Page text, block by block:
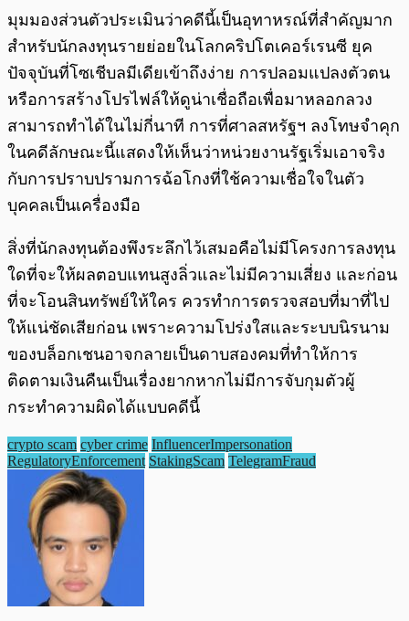
มุมมองส่วนตัวประเมินว่าคดีนี้เป็นอุทาหรณ์ที่สำคัญมาก
สำหรับนักลงทุนรายย่อยในโลกคริปโตเคอร์เรนซี ยุค
ปัจจุบันที่โซเชีบลมีเดียเข้าถึงง่าย การปลอมแปลงตัวตน
หรือการสร้างโปรไฟล์ให้ดูน่าเชื่อถือเพื่อมาหลอกลวง
สามารถทำได้ในไม่กี่นาที การที่ศาลสหรัฐฯ ลงโทษจำคุก
ในคดีลักษณะนี้แสดงให้เห็นว่าหน่วยงานรัฐเริ่มเอาจริง
กับการปราบปรามการฉ้อโกงที่ใช้ความเชื่อใจในตัว
บุคคลเป็นเครื่องมือ
สิ่งที่นักลงทุนต้องพึงระลึกไว้เสมอคือไม่มีโครงการลงทุน
ใดที่จะให้ผลตอบแทนสูงลิ่วและไม่มีความเสี่ยง และก่อน
ที่จะโอนสินทรัพย์ให้ใคร ควรทำการตรวจสอบที่มาที่ไป
ให้แน่ชัดเสียก่อน เพราะความโปร่งใสและระบบนิรนาม
ของบล็อกเชนอาจกลายเป็นดาบสองคมที่ทำให้การ
ติดตามเงินคืนเป็นเรื่องยากหากไม่มีการจับกุมตัวผู้
กระทำความผิดได้แบบคดีนี้
crypto scam cyber crime InfluencerImpersonation
RegulatoryEnforcement StakingScam TelegramFraud